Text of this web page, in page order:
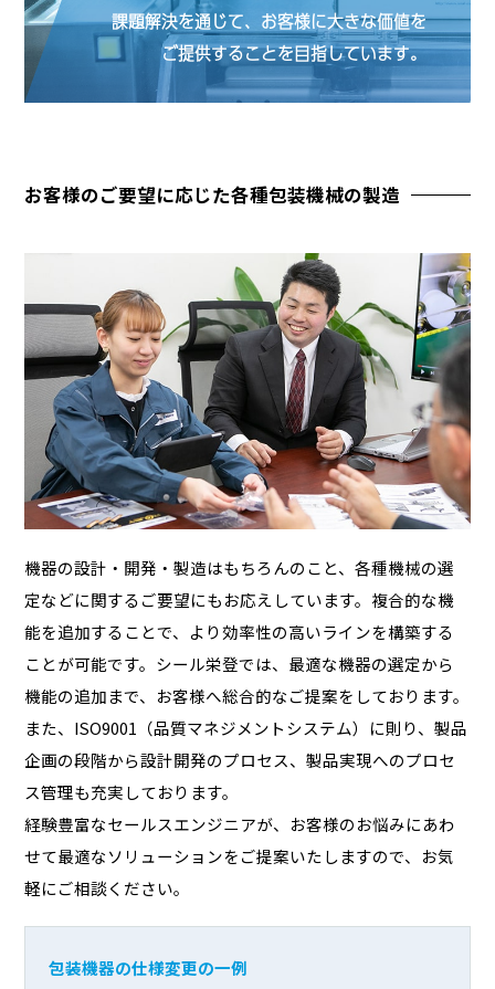
課題解決を通じて、お客様に大きな価値を
ご提供することを目指しています。
お客様のご要望に応じた各種包装機械の製造
機器の設計・開発・製造はもちろんのこと、各種機械の選
定などに関するご要望にもお応えしています。複合的な機
能を追加することで、より効率性の高いラインを構築する
ことが可能です。シール栄登では、最適な機器の選定から
機能の追加まで、お客様へ総合的なご提案をしております。
また、ISO9001（品質マネジメントシステム）に則り、製品
企画の段階から設計開発のプロセス、製品実現へのプロセ
ス管理も充実しております。
経験豊富なセールスエンジニアが、お客様のお悩みにあわ
せて最適なソリューションをご提案いたしますので、お気
軽にご相談ください。
包装機器の仕様変更の一例